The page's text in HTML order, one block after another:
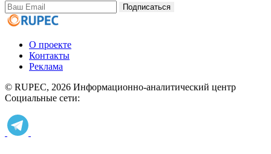
Подписаться
О проекте
Контакты
Реклама
© RUPEC, 2026 Информационно-аналитический центр
Социальные сети: